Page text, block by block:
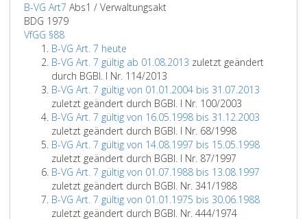
B-VG Art7 Abs1 / Verwaltungsakt
BDG 1979
VfGG §88
B-VG Art. 7 heute
B-VG Art. 7 gültig ab 01.08.2013 zuletzt geändert
durch BGBl. I Nr. 114/2013
B-VG Art. 7 gültig von 01.01.2004 bis 31.07.2013
zuletzt geändert durch BGBl. I Nr. 100/2003
B-VG Art. 7 gültig von 16.05.1998 bis 31.12.2003
zuletzt geändert durch BGBl. I Nr. 68/1998
B-VG Art. 7 gültig von 14.08.1997 bis 15.05.1998
zuletzt geändert durch BGBl. I Nr. 87/1997
B-VG Art. 7 gültig von 01.07.1988 bis 13.08.1997
zuletzt geändert durch BGBl. Nr. 341/1988
B-VG Art. 7 gültig von 01.01.1975 bis 30.06.1988
zuletzt geändert durch BGBl. Nr. 444/1974